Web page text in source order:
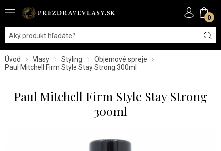
0
Úvod Vlasy Styling
Objemové spreje
Paul Mitchell Firm Style Stay Strong 300ml
Paul Mitchell Firm Style Stay Strong
300ml